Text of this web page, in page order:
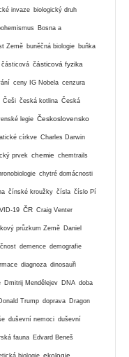
invaze biologický druh
Bosna a
Země buněčná biologie buňka
částicová částicová fyzika
ceny IG Nobela cenzura
Češi česká kotlina Česká
legie Československo
církve Charles Darwin
prvek chemie chemtrails
chytré domácnosti
čínské kroužky čísla číslo Pí
19 ČR Craig Venter
průzkum Země Daniel
demence demografie
diagnoza dinosauři
Dmitrij Mendělejev DNA doba
Trump doprava Dragon
duševní nemoci duševní
fauna Edvard Beneš
biologie ekologie